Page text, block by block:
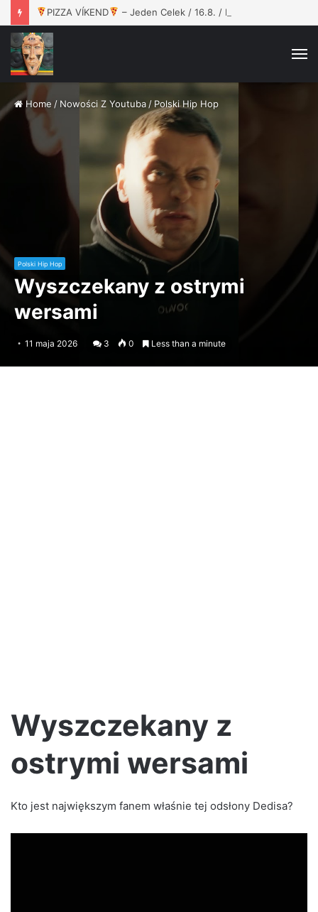
PIZZA VÍKEND – Jeden Celek / 16.8. / Rokáč Jablunkov
Home / Nowości Z Youtuba / Polski Hip Hop
Polski Hip Hop
Wyszczekany z ostrymi
wersami
11 maja 2026 3 0 Less than a minute
Wyszczekany z
ostrymi wersami
Kto jest największym fanem właśnie tej odsłony Dedisa?